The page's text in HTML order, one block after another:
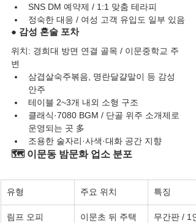
SNS DM 예약제 / 1:1 맞춤 테라피
정숙한 대응 / 여성 고객 유입도 일부 있음
● 감성 혼술 포차
위치: 경희대 방면 연결 골목 / 이문중학교 주
변
삼겹살숙주볶음, 명란달걀말이 등 감성
안주
테이블 2~3개 내외 소형 구조
클래식·7080 BGM / 단골 위주 소개제로
운영되는 곳 多
조용한 술자리·사색·대화 공간 지향
🗺️ 이문동 밤문화 업소 분포
유형 주요 위치 특징
림프 오피
이문초 뒤 주택
무간판 / 1